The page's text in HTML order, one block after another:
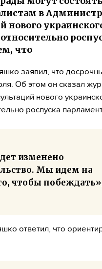
в
нового
что
заявил, что
Об этом он сказал
нового
роспуска
изменено
Мы идем на
чтобы
ответил, что